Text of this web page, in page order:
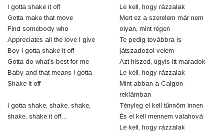
I gotta shake it off
Gotta make that move
Find somebody who
Appreciates all the love I give
Boy I gotta shake it off
Gotta do what’s best for me
Baby and that means I gotta
Shake it off
I gotta shake, shake, shake,
shake, shake it off…
Le kell, hogy rázzalak
Mert ez a szerelem már nem
olyan, mint régen
Te pedig továbbra is
játszadozol velem
Azt hiszed, úgyis itt maradok
Le kell, hogy rázzalak
Mint abban a Calgon-
reklámban
Tényleg el kell tűnnöm innen
És el kell mennem valahová
Le kell, hogy rázzalak